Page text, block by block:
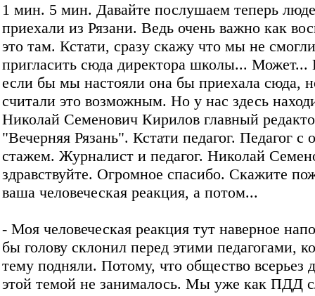
1 мин. 5 мин. Давайте послушаем теперь
приехали из Рязани. Ведь очень важно как
это там. Кстати, сразу скажу что мы не смогли
пригласить сюда директора школы... Может...
если бы мы настояли она бы приехала сюда,
считали это возможным. Но у нас здесь
Николай Семенович Кирилов главный
"Вечерняя Рязань". Кстати педагог. Педагог с
стажем. Журналист и педагог. Николай
здравствуйте. Огромное спасибо. Скажите
ваша человеческая реакция, а потом...
- Моя человеческая реакция тут наверное
бы голову склонил перед этими педагогами,
тему подняли. Потому, что общество всерьез
этой темой не занималось. Мы уже как ПДД